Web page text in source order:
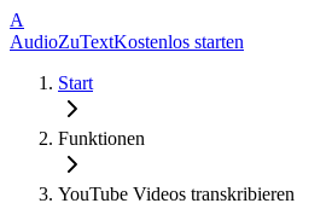
A
AudioZuTextKostenlos starten
Start
Funktionen
YouTube Videos transkribieren